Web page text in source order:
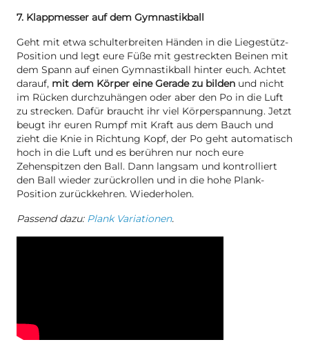
7. Klappmesser auf dem Gymnastikball
Geht mit etwa schulterbreiten Händen in die Liegestütz-
Position und legt eure Füße mit gestreckten Beinen mit
dem Spann auf einen Gymnastikball hinter euch. Achtet
darauf, mit dem Körper eine Gerade zu bilden und nicht
im Rücken durchzuhängen oder aber den Po in die Luft
zu strecken. Dafür braucht ihr viel Körperspannung. Jetzt
beugt ihr euren Rumpf mit Kraft aus dem Bauch und
zieht die Knie in Richtung Kopf, der Po geht automatisch
hoch in die Luft und es berühren nur noch eure
Zehenspitzen den Ball. Dann langsam und kontrolliert
den Ball wieder zurückrollen und in die hohe Plank-
Position zurückkehren. Wiederholen.
Passend dazu: Plank Variationen.